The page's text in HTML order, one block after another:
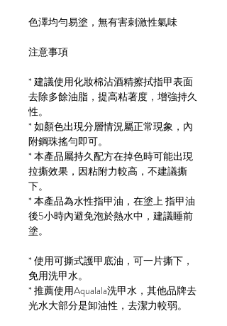
色澤均勻易塗，無有害刺激性氣味
注意事項
* 建議使用化妝棉沾酒精擦拭指甲表面
去除多餘油脂，提高粘著度，增強持久
性。
* 如顏色出現分層情況屬正常現象，內
附鋼珠搖勻即可。
* 本產品屬持久配方在掉色時可能出現
拉撕效果，因粘附力較高，不建議撕
下。
* 本產品為水性指甲油，在塗上 指甲油
後5小時內避免泡於熱水中，建議睡前
塗。
* 使用可撕式護甲底油，可一片撕下，
免用洗甲水。
* 推薦使用Aqualala洗甲水，其他品牌去
光水大部分是卸油性，去潔力較弱。